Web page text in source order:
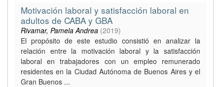
Motivación laboral y satisfacción laboral en
adultos de CABA y GBA
Rivamar, Pamela Andrea (2019)
El propósito de este estudio consistió en analizar la
relación entre la motivación laboral y la satisfacción
laboral en trabajadores con un empleo remunerado
residentes en la Ciudad Autónoma de Buenos Aires y el
Gran Buenos ...